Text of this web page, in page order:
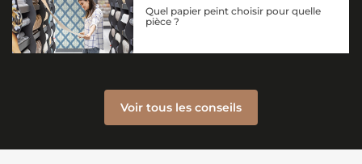
Quel papier peint choisir pour quelle
pièce ?
Voir tous les conseils